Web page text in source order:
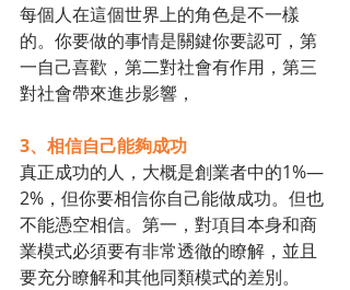
每個人在這個世界上的角色是不一樣
的。你要做的事情是關鍵你要認可，第
一自己喜歡，第二對社會有作用，第三
對社會帶來進步影響，
3、相信自己能夠成功
真正成功的人，大概是創業者中的1%—
2%，但你要相信你自己能做成功。但也
不能憑空相信。第一，對項目本身和商
業模式必須要有非常透徹的瞭解，並且
要充分瞭解和其他同類模式的差別。